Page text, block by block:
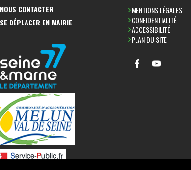
NOUS CONTACTER
SE DÉPLACER EN MAIRIE
MENTIONS LÉGALES
CONFIDENTIALITÉ
ACCESSIBILITÉ
PLAN DU SITE